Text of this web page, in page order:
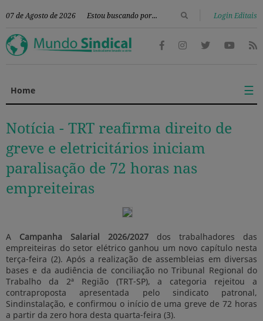
07 de Agosto de 2026 Login Editais
Home ☰
Notícia - TRT reafirma direito de
greve e eletricitários iniciam
paralisação de 72 horas nas
empreiteiras
A Campanha Salarial 2026/2027 dos trabalhadores das
empreiteiras do setor elétrico ganhou um novo capítulo nesta
terça-feira (2). Após a realização de assembleias em diversas
bases e da audiência de conciliação no Tribunal Regional do
Trabalho da 2ª Região (TRT-SP), a categoria rejeitou a
contraproposta apresentada pelo sindicato patronal,
Sindinstalação, e confirmou o início de uma greve de 72 horas
a partir da zero hora desta quarta-feira (3).